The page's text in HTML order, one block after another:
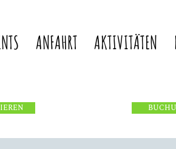
ANFAHRT AKTIVITÄTEN